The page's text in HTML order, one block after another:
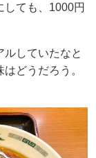
しても、1000円
していたなと
どうだろう。